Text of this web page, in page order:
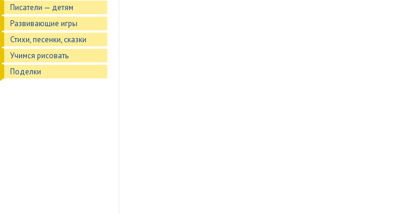
Писатели — детям
Развивающие игры
Стихи, песенки, сказки
Учимся рисовать
Поделки